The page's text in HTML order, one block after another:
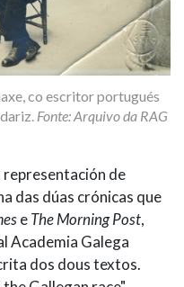
co escritor portugués
Fonte: Arquivo da RAG
representación de
das dúas crónicas que
eThe Morning Post,
Academia Galega
dos dous textos.